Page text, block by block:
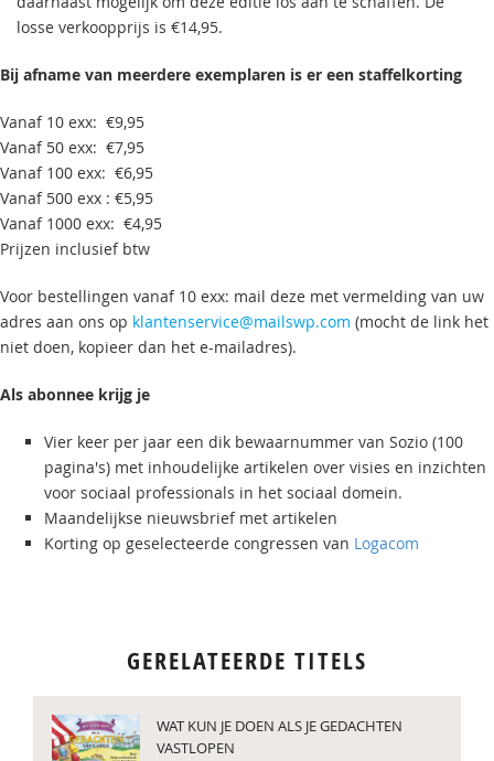
losse verkoopprijs is €14,95.
Bij afname van meerdere exemplaren is er een staffelkorting
Vanaf 10 exx: €9,95
Vanaf 50 exx: €7,95
Vanaf 100 exx: €6,95
Vanaf 500 exx : €5,95
Vanaf 1000 exx: €4,95
Prijzen inclusief btw
Voor bestellingen vanaf 10 exx: mail deze met vermelding van uw
adres aan ons op klantenservice@mailswp.com (mocht de link het
niet doen, kopieer dan het e-mailadres).
Als abonnee krijg je
Vier keer per jaar een dik bewaarnummer van Sozio (100
pagina's) met inhoudelijke artikelen over visies en inzichten
voor sociaal professionals in het sociaal domein.
Maandelijkse nieuwsbrief met artikelen
Korting op geselecteerde congressen van Logacom
GERELATEERDE TITELS
WAT KUN JE DOEN ALS JE GEDACHTEN
VASTLOPEN